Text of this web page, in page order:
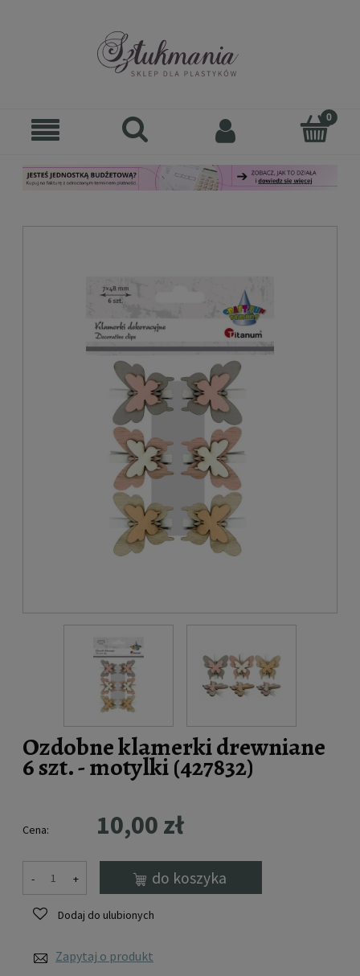
Ozdobne klamerki drewniane
6 szt. - motylki (427832)
Cena: 10,00 zł
- + do koszyka
Dodaj do ulubionych
Zapytaj o produkt